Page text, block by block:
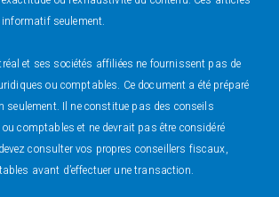
seulement.
et ses sociétés affiliées ne fournissent pas de
ou comptables. Ce document a été préparé
seulement. Il ne constitue pas des conseils
comptables et ne devrait pas être considéré
consulter vos propres conseillers fiscaux,
avant d’effectuer une transaction.